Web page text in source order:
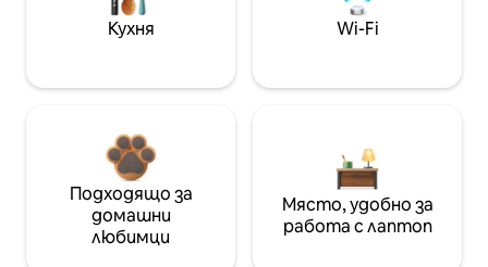
Кухня Wi-Fi
Подходящо за
домашни
любимци
Място, удобно за
работа с лаптоп